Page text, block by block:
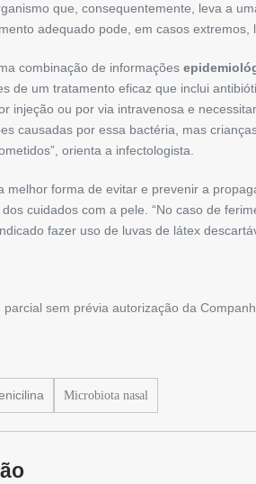
que, consequentemente, leva a
adequado pode, em casos extremos,
combinação de informações
de um tratamento eficaz que inclui
injeção ou por via intravenosa e
causadas por essa bactéria, mas
orienta a infectologista.
melhor forma de evitar e prevenir a
cuidados com a pele. “No caso de
fazer uso de luvas de látex
sem prévia autorização da
Microbiota nasal